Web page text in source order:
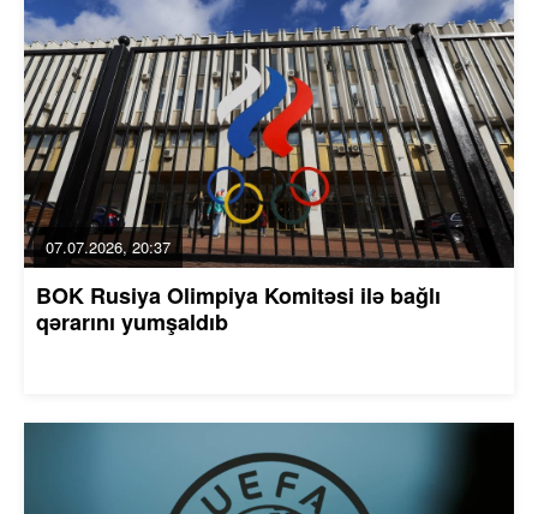
07.07.2026, 20:37
BOK Rusiya Olimpiya Komitəsi ilə bağlı
qərarını yumşaldıb